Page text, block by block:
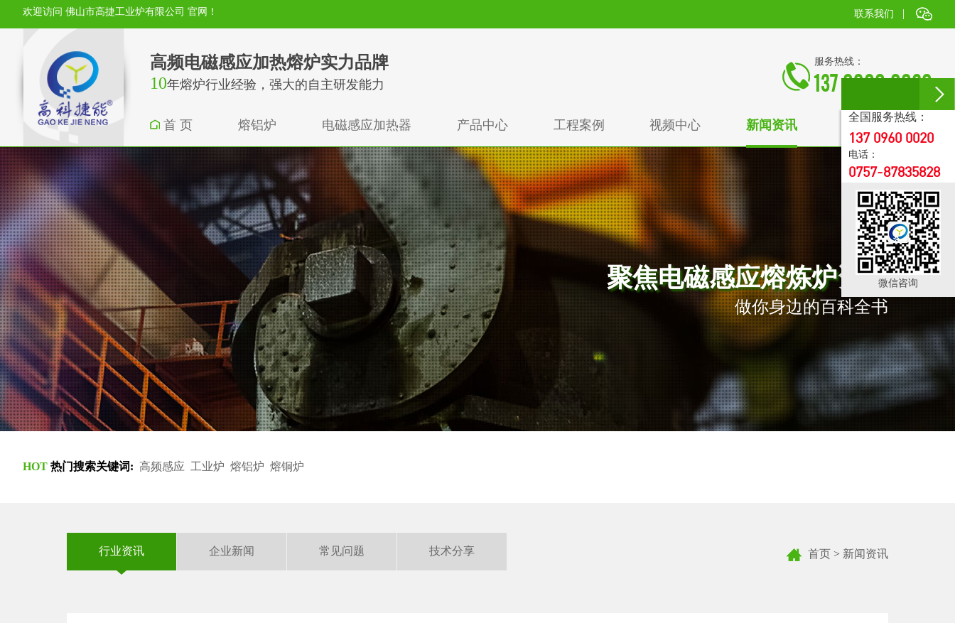
欢迎访问 佛山市高捷工业炉有限公司 官网！ 联系我们 |
高频电磁感应加热熔炉实力品牌
10年熔炉行业经验，强大的自主研发能力
服务热线：
137 0960 0020
首 页 熔铝炉 电磁感应加热器 产品中心 工程案例 视频中心 新闻资讯 走进高科捷能
聚焦电磁感应熔炼炉资讯
做你身边的百科全书
HOT 热门搜索关键词: 高频感应 工业炉 熔铝炉 熔铜炉
行业资讯 企业新闻 常见问题 技术分享 首页 > 新闻资讯
全国服务热线：
137 0960 0020
电话：
0757-87835828
微信咨询